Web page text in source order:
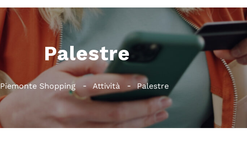
Palestre
Piemonte Shopping Attività Palestre